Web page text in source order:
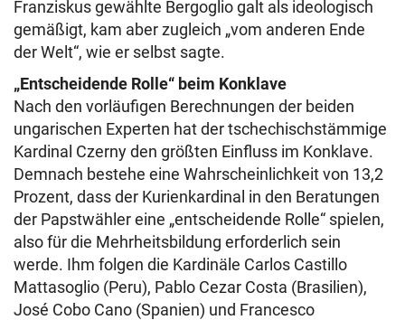
Franziskus gewählte Bergoglio galt als ideologisch
gemäßigt, kam aber zugleich „vom anderen Ende
der Welt“, wie er selbst sagte.
„Entscheidende Rolle“ beim Konklave
Nach den vorläufigen Berechnungen der beiden
ungarischen Experten hat der tschechischstämmige
Kardinal Czerny den größten Einfluss im Konklave.
Demnach bestehe eine Wahrscheinlichkeit von 13,2
Prozent, dass der Kurienkardinal in den Beratungen
der Papstwähler eine „entscheidende Rolle“ spielen,
also für die Mehrheitsbildung erforderlich sein
werde. Ihm folgen die Kardinäle Carlos Castillo
Mattasoglio (Peru), Pablo Cezar Costa (Brasilien),
José Cobo Cano (Spanien) und Francesco